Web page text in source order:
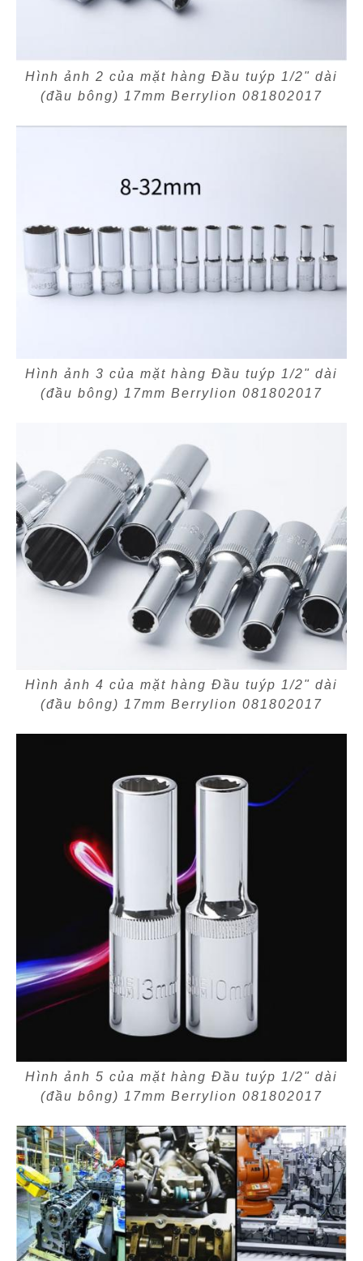
Hình ảnh 2 của mặt hàng Đầu tuýp 1/2" dài
(đầu bông) 17mm Berrylion 081802017
Hình ảnh 3 của mặt hàng Đầu tuýp 1/2" dài
(đầu bông) 17mm Berrylion 081802017
Hình ảnh 4 của mặt hàng Đầu tuýp 1/2" dài
(đầu bông) 17mm Berrylion 081802017
Hình ảnh 5 của mặt hàng Đầu tuýp 1/2" dài
(đầu bông) 17mm Berrylion 081802017